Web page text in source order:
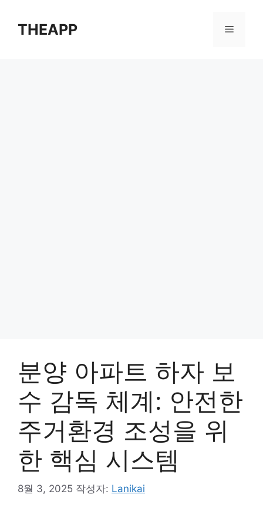
THEAPP 메
분양 아파트 하자 보
수 감독 체계: 안전한
주거환경 조성을 위
한 핵심 시스템
8월 3, 2025 작성자: Lanikai